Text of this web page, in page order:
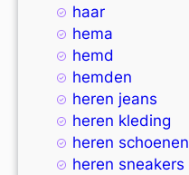
haar
hema
hemd
hemden
heren jeans
heren kleding
heren schoenen
heren sneakers